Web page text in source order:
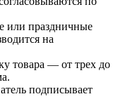
или праздничные
на
товара — от трех до
подписывает